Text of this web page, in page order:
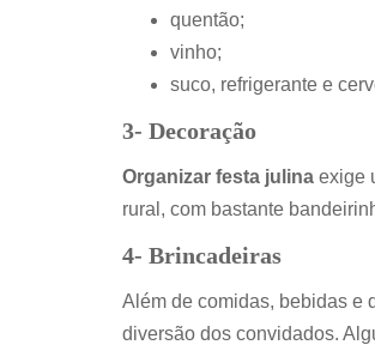
quentão;
vinho;
suco, refrigerante e
3- Decoração
Organizar festa julina exige
rural, com bastante
4- Brincadeiras
Além de comidas, bebidas e
diversão dos convidados.